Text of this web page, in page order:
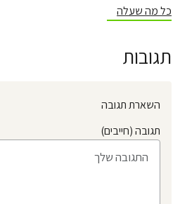
כל מה שעלה
תגובות
השארת תגובה
תגובה (חייבים)